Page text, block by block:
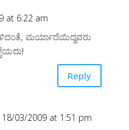
at 6:22 am
ಮರ್ಯಾದೆಯಿದ್ದವರು
Reply
18/03/2009 at 1:51 pm